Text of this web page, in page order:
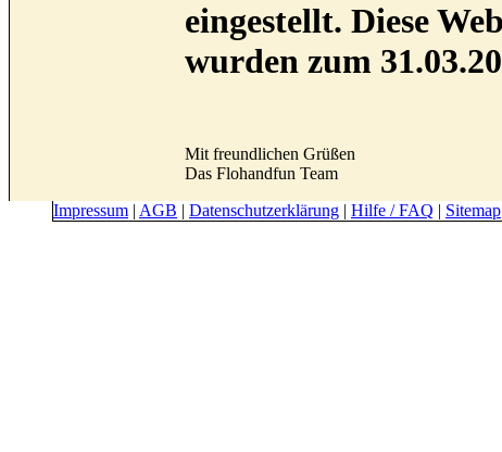
eingestellt. Diese
wurden zum
Mit freundlichen Grüßen
Das Flohandfun Team
Impressum | AGB | Datenschutzerklärung | Hilfe / FAQ | Sitemap